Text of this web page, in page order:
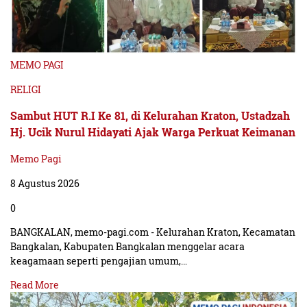
MEMO PAGI
RELIGI
Sambut HUT R.I Ke 81, di Kelurahan Kraton, Ustadzah
Hj. Ucik Nurul Hidayati Ajak Warga Perkuat Keimanan
Memo Pagi
8 Agustus 2026
0
BANGKALAN, memo-pagi.com - Kelurahan Kraton, Kecamatan
Bangkalan, Kabupaten Bangkalan menggelar acara
keagamaan seperti pengajian umum,…
Read More